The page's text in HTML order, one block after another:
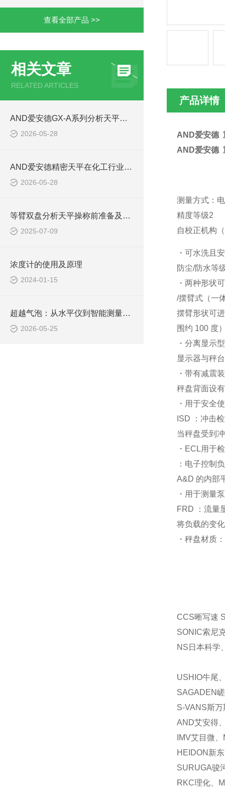
查看全部产品 >>
相关文章
RELATED ARTICLES
AND爱安德GX-A系列分析天平的技术特点与选型指南【池田屋商社】
2026-05-28
AND爱安德精密天平在化工行业称重应用解析【池田屋商社】
2026-05-28
等臂双盘分析天平操称前准备及方法
2025-07-09
浓度计的使用及原理
2024-01-15
超越气泡：从水平仪到智能测量系统的进化之路
2026-05-25
产品详情
AND爱安德
AND爱安德
测量方式：
精度等级2
自校正机构
・可水洗且
防尘/防水等
・两种形状
/摆臂式（一
摆臂形状可
围约 100 度
・分离显示型
显示器与秤
・带有减震
秤盘背面设
・用于安全
ISD ：冲击
当秤盘受到
・ECL用于
：电子控制
A&D 的内部
・用于测量
FRD ：流量
将负载的变
・秤盘材质
CCS晰写速
SONIC索尼
NS日本科学
USHIO牛尾
SAGADEN
S-VANS斯
AND艾安得
IMV艾目微
HEIDON新
SURUGA骏
RKC理化、